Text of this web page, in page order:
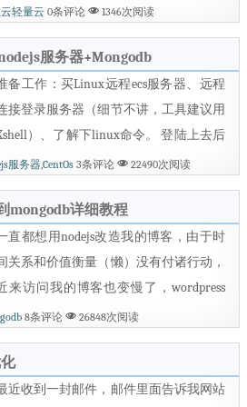
，索性直接把服务器换了，改成香港的
这个域名netbog.cn将会是永久性域名。
建站开始兜兜转转换了有四五个域名，
在回想起来，之前的都是什么垃圾域
。。现在这个域名很符合本站的特点，
直就是完美契合，很幸运能...
轻量云 0条评论 1346次阅读
服务器+Mongodb
备工作：买Linux远程ecs服务器、远程
接登录服务器（细节不讲，工具建议用
）、了解下linux命令。 登陆上去后
yun更新到最新版本 yum&nbsp;-y&nbs
y&nbsp;groupinstall&nbsp;&quot;
开始安装
，先进入/usr/src文件夹，这个文
夹通常用来存放软件源代码： cd&nbs
usr/src 从node....
服务器,CentOs 3条评论 22490次阅读
mongodb详细教程
直都想用nodejs改造我的博客，由于时
关系和价值衡量（懒）没有付诸行动，
来访问我的博客也变慢了，wordpress
开源框架着实臃肿，而且这是国外的产
所当然了，咬牙切齿间心血来潮，打算
弃后端php框架用node原创一个网站出
8条评论 26848次阅读
近收到一封邮件，邮件里面告诉我网站